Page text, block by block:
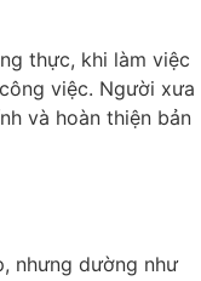
thực, khi làm việc
việc. Người xưa
và hoàn thiện bản
nhưng dường như